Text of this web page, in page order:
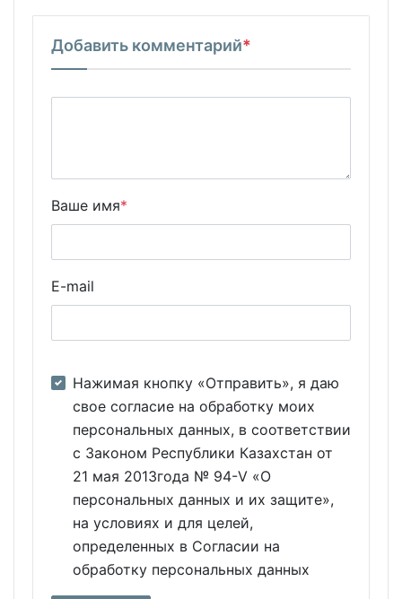
Добавить комментарий*
Ваше имя*
E-mail
Нажимая кнопку «Отправить», я даю
свое согласие на обработку моих
персональных данных, в соответствии
с Законом Республики Казахстан от
21 мая 2013года № 94-V «О
персональных данных и их защите»,
на условиях и для целей,
определенных в Согласии на
обработку персональных данных